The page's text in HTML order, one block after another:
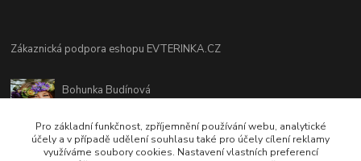
Zákaznická podpora eshopu EVTERINKA.CZ
Bohunka Budínová
(Po-Pá - 9:00-17:00hod, So 8:00-12:00hod)
Pro základní funkčnost, zpříjemnění používání webu, analytické
účely a v případě udělení souhlasu také pro účely cílení reklamy
využíváme soubory cookies. Nastavení vlastních preferencí